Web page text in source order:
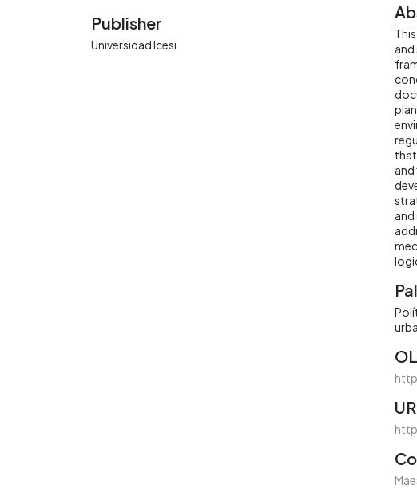
Publisher
Universidad Icesi